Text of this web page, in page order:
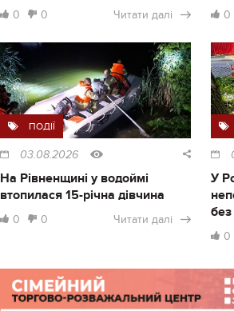
0 0 Читати далі 0
ПОДІЇ
03.08.2026
На Рівненщині у водоймі
втопилася 15-річна дівчина
0 0 Читати далі
У
без
0